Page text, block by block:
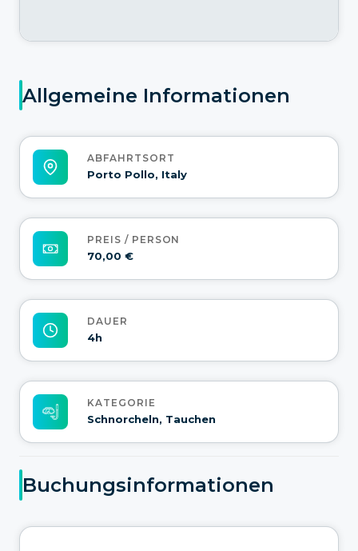
Allgemeine Informationen
ABFAHRTSORT
Porto Pollo, Italy
PREIS / PERSON
70,00 €
DAUER
4h
KATEGORIE
Schnorcheln, Tauchen
Buchungsinformationen